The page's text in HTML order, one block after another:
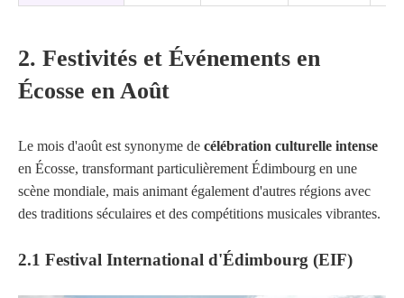
2. Festivités et Événements en
Écosse en Août
Le mois d'août est synonyme de célébration culturelle intense
en Écosse, transformant particulièrement Édimbourg en une
scène mondiale, mais animant également d'autres régions avec
des traditions séculaires et des compétitions musicales vibrantes.
2.1 Festival International d'Édimbourg (EIF)